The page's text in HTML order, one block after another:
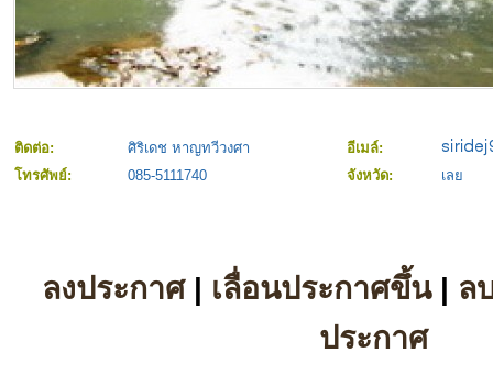
ติดต่อ: ศิริเดช หาญทวีวงศา
อีเมล์:
โทรศัพย์:
085-5111740 จังหวัด: เลย
ลงประกาศ| เลื่อนประกาศขึ้น| ล
ประกาศ